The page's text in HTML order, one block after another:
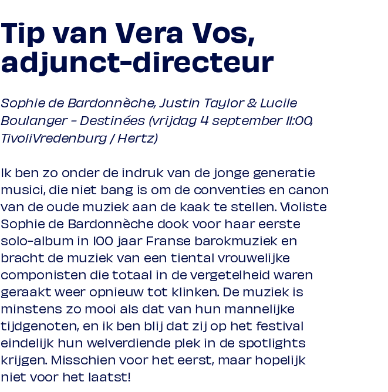
Tip van Vera Vos,
adjunct-directeur
Sophie de Bardonnèche, Justin Taylor & Lucile
Boulanger - Destinées (vrijdag 4 september 11:00,
TivoliVredenburg / Hertz)
Ik ben zo onder de indruk van de jonge generatie
musici, die niet bang is om de conventies en canon
van de oude muziek aan de kaak te stellen. Violiste
Sophie de Bardonnèche dook voor haar eerste
solo-album in 100 jaar Franse barokmuziek en
bracht de muziek van een tiental vrouwelijke
componisten die totaal in de vergetelheid waren
geraakt weer opnieuw tot klinken. De muziek is
minstens zo mooi als dat van hun mannelijke
tijdgenoten, en ik ben blij dat zij op het festival
eindelijk hun welverdiende plek in de spotlights
krijgen. Misschien voor het eerst, maar hopelijk
niet voor het laatst!